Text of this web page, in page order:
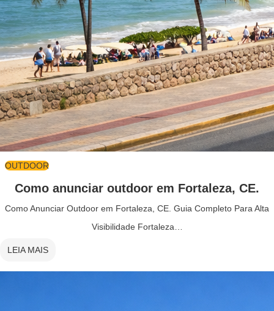
OUTDOOR
Como anunciar outdoor em Fortaleza, CE.
Como Anunciar Outdoor em Fortaleza, CE. Guia Completo Para Alta
Visibilidade Fortaleza…
LEIA MAIS